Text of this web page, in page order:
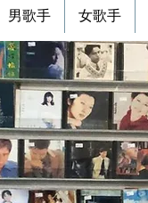
男歌手 女歌手